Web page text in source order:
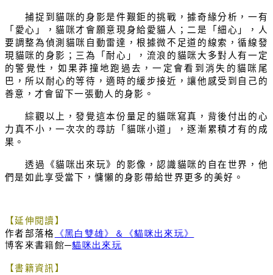
捕捉到貓咪的身影是件艱鉅的挑戰，據奇緣分析，一有
「愛心」，貓咪才會願意現身給愛貓人；二是「細心」，人
要調整為偵測貓咪自動雷達，根據微不足道的線索，循線發
現貓咪的身影；三為「耐心」，流浪的貓咪大多對人有一定
的警覺性，如果莽撞地跑過去，一定會看到消失的貓咪尾
巴，所以耐心的等待，適時的緩步接近，讓他感受到自己的
善意，才會留下一張動人的身影。
綜觀以上，發覺這本份量足的貓咪寫真，背後付出的心
力真不小，一次次的尋訪「貓咪小道」，逐漸累積才有的成
果。
透過《貓咪出來玩》的影像，認識貓咪的自在世界，他
們是如此享受當下，慵懶的身影帶給世界更多的美好。
【延伸閱讀】
作者部落格
《黑白雙雄》＆《貓咪出來玩》
博客來書籍館─貓咪出來玩
【書籍資訊】